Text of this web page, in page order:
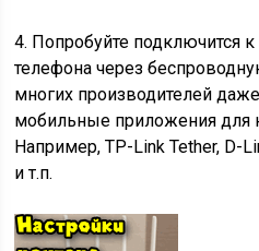
4. Попробуйте подключится
телефона через
многих производителей
мобильные приложения для
Например, TP-Link Tether, D-
и т.п.